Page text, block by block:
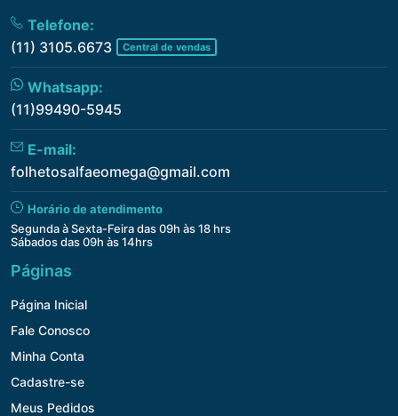
Telefone:
(11) 3105.6673
Central de vendas
Whatsapp:
(11)99490-5945
E-mail:
folhetosalfaeomega@gmail.com
Horário de atendimento
Segunda à Sexta-Feira das 09h às 18 hrs
Sábados das 09h às 14hrs
Páginas
Página Inicial
Fale Conosco
Minha Conta
Cadastre-se
Meus Pedidos